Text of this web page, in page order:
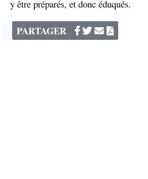
y être préparés, et donc éduqués.
PARTAGER